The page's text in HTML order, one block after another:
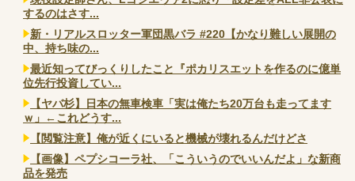
するのはさす...
新・リアルスロッター軍団黒バラ #220【かなり難しい展開の
中、持ち味の...
最近知ってびっくりしたこと『ポカリスエットを作るのに億単
位先行投資してい...
【ヤバ杉】日本の無車検車「実は俺たち20万台も走ってます
ｗ」←これどうす...
【閲覧注意】俺が近くにいると機械が壊れるんだけどさ
【画像】ペプシコーラ社、「こういうのでいいんだよ」な新商
品を発売